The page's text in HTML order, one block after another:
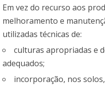
Em vez do recurso aos
melhoramento e
utilizadas técnicas de:
culturas apropriadas e
adequados;
incorporação, nos